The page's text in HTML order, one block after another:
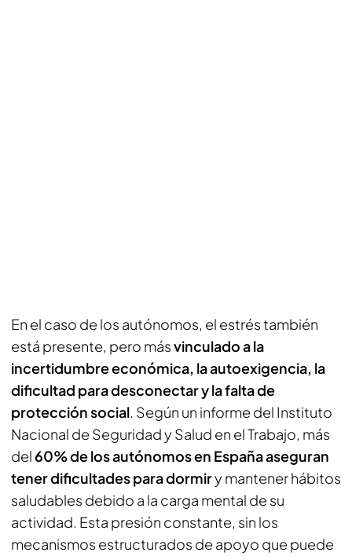
En el caso de los autónomos, el estrés también
está presente, pero másvinculado a la
incertidumbre económica, la autoexigencia, la
dificultad para desconectar y la falta de
protección social. Según un informe del Instituto
Nacional de Seguridad y Salud en el Trabajo, más
del 60% de los autónomos en España aseguran
tener dificultades para dormiry mantener hábitos
saludables debido a la carga mental de su
actividad. Esta presión constante, sin los
mecanismos estructurados de apoyo que puede